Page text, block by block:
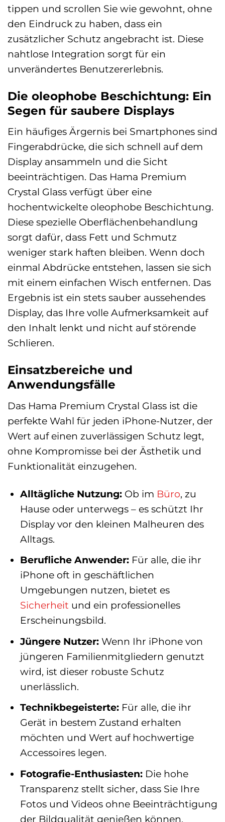
tippen und scrollen Sie wie gewohnt, ohne
den Eindruck zu haben, dass ein
zusätzlicher Schutz angebracht ist. Diese
nahtlose Integration sorgt für ein
unverändertes Benutzererlebnis.
Die oleophobe Beschichtung: Ein
Segen für saubere Displays
Ein häufiges Ärgernis bei Smartphones sind
Fingerabdrücke, die sich schnell auf dem
Display ansammeln und die Sicht
beeinträchtigen. Das Hama Premium
Crystal Glass verfügt über eine
hochentwickelte oleophobe Beschichtung.
Diese spezielle Oberflächenbehandlung
sorgt dafür, dass Fett und Schmutz
weniger stark haften bleiben. Wenn doch
einmal Abdrücke entstehen, lassen sie sich
mit einem einfachen Wisch entfernen. Das
Ergebnis ist ein stets sauber aussehendes
Display, das Ihre volle Aufmerksamkeit auf
den Inhalt lenkt und nicht auf störende
Schlieren.
Einsatzbereiche und
Anwendungsfälle
Das Hama Premium Crystal Glass ist die
perfekte Wahl für jeden iPhone-Nutzer, der
Wert auf einen zuverlässigen Schutz legt,
ohne Kompromisse bei der Ästhetik und
Funktionalität einzugehen.
Alltägliche Nutzung:Ob im Büro, zu
Hause oder unterwegs – es schützt Ihr
Display vor den kleinen Malheuren des
Alltags.
Berufliche Anwender:Für alle, die ihr
iPhone oft in geschäftlichen
Umgebungen nutzen, bietet es
Sicherheit und ein professionelles
Erscheinungsbild.
Jüngere Nutzer:Wenn Ihr iPhone von
jüngeren Familienmitgliedern genutzt
wird, ist dieser robuste Schutz
unerlässlich.
Technikbegeisterte:Für alle, die ihr
Gerät in bestem Zustand erhalten
möchten und Wert auf hochwertige
Accessoires legen.
Fotografie-Enthusiasten:Die hohe
Transparenz stellt sicher, dass Sie Ihre
Fotos und Videos ohne Beeinträchtigung
der Bildqualität genießen können.